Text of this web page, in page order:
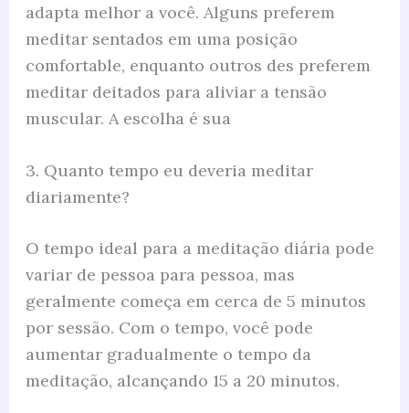
adapta melhor a você. Alguns preferem
meditar sentados em uma posição
comfortable, enquanto outros des preferem
meditar deitados para aliviar a tensão
muscular. A escolha é sua
3. Quanto tempo eu deveria meditar
diariamente?
O tempo ideal para a meditação diária pode
variar de pessoa para pessoa, mas
geralmente começa em cerca de 5 minutos
por sessão. Com o tempo, você pode
aumentar gradualmente o tempo da
meditação, alcançando 15 a 20 minutos.